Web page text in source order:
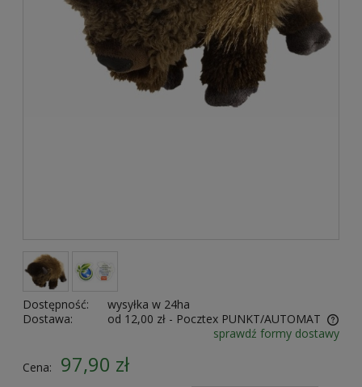
Dostępność:
wysyłka w 24ha
Dostawa:
od 12,00 zł - Pocztex PUNKT/AUTOMAT
Cena nie zawiera ewentualnych kosztów płatności
sprawdź formy dostawy
Cena: 97,90 zł